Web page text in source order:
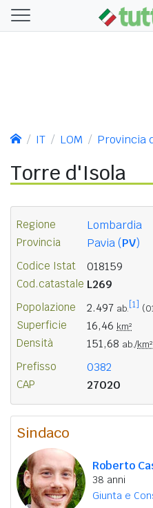
IT LOM Provincia
Torre d'Isola
Regione Lombardia
Provincia Pavia (PV)
Codice Istat 018159
Cod.catastale L269
Popolazione 2.497 ab. [1]
Superficie 16,46 km²
Densità 151,68 ab./km²
Prefisso 0382
CAP 27020
Sindaco
Roberto
38 anni
Giunta e